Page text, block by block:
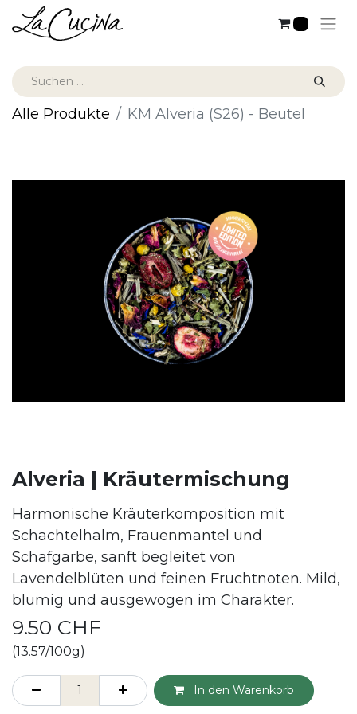
Alle Produkte KM Alveria (S26) - Beutel
Alveria | Kräutermischung
Harmonische Kräuterkomposition mit
Schachtelhalm, Frauenmantel und
Schafgarbe, sanft begleitet von
Lavendelblüten und feinen Fruchtnoten. Mild,
blumig und ausgewogen im Charakter.
9.50 CHF
(13.57/100g)
In den Warenkorb